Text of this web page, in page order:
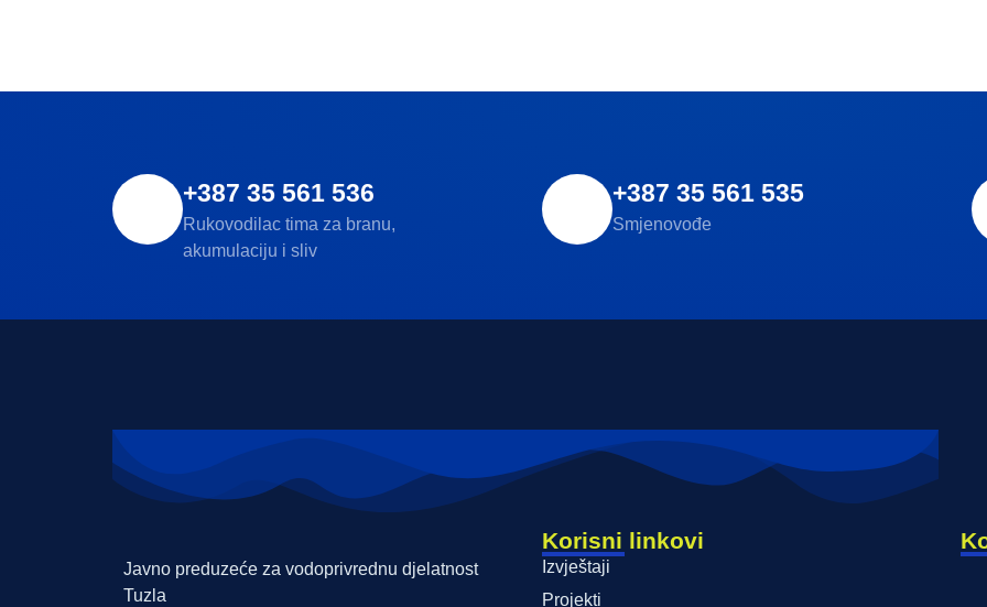
+387 35 561 536
Rukovodilac tima za branu,
akumulaciju i sliv
+387 35 561 535
Smjenovođe
Javno preduzeće za vodoprivrednu djelatnost
Tuzla
Korisni linkovi
Izvještaji
Projekti